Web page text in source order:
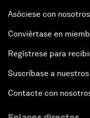
Asóciese con nosotros
Conviértase en
Regístrese para
Suscríbase a
Contacte con